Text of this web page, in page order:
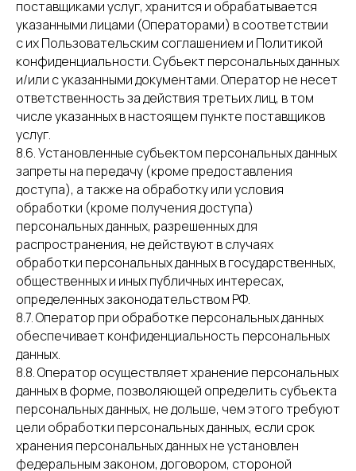
поставщиками услуг, хранится и обрабатывается
указанными лицами (Операторами) в соответствии
с их Пользовательским соглашением и Политикой
конфиденциальности. Субъект персональных данных
и/или с указанными документами. Оператор не несет
ответственность за действия третьих лиц, в том
числе указанных в настоящем пункте поставщиков
услуг.
8.6. Установленные субъектом персональных данных
запреты на передачу (кроме предоставления
доступа), а также на обработку или условия
обработки (кроме получения доступа)
персональных данных, разрешенных для
распространения, не действуют в случаях
обработки персональных данных в государственных,
общественных и иных публичных интересах,
определенных законодательством РФ.
8.7. Оператор при обработке персональных данных
обеспечивает конфиденциальность персональных
данных.
8.8. Оператор осуществляет хранение персональных
данных в форме, позволяющей определить субъекта
персональных данных, не дольше, чем этого требуют
цели обработки персональных данных, если срок
хранения персональных данных не установлен
федеральным законом, договором, стороной